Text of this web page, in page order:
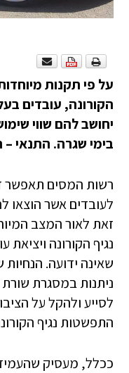
על פי תקנות
הקורונה, עובדים
יחושב להם שווי
בימי שגרה. התנאי
רשות המסים תאפשר
לעובדים אשר הוצאו
זאת לאור המצב
נגיף הקורונה
שאינה ידועה.
ניתנות במסגרת
לסייע ולהקל על
התפשטות נגיף
ככלל, מעסיק